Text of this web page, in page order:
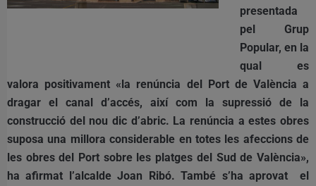
presentada
pel Grup
Popular, en la
qual es
valora positivament «la renúncia del Port de València a
dragar el canal d’accés, així com la supressió de la
construcció del nou dic d’abric. La renúncia a estes obres
suposa una millora considerable en totes les afeccions de
les obres del Port sobre les platges del Sud de València»,
ha afirmat l’alcalde Joan Ribó. També s’ha aprovat el